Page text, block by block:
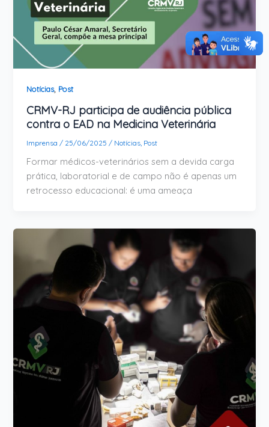
Notícias, Post
CRMV-RJ participa de audiência pública
contra o EAD na Medicina Veterinária
Imprensa / 25/06/2025 / Notícias Post
Formar médicos-veterinários sem a devida carga
prática, laboratorial e de campo não é apenas um
retrocesso educacional: é uma ameaça